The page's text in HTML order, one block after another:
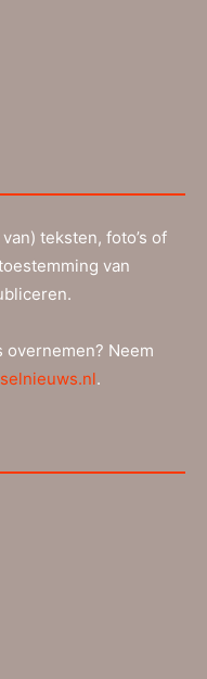
teksten, foto’s of
van
Neem
.